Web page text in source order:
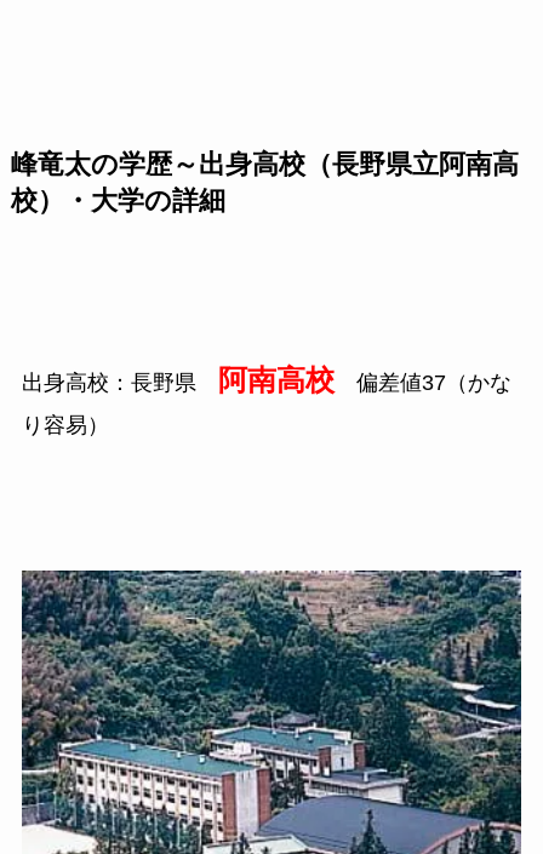
峰竜太の学歴～出身高校（長野県立阿南高
校）・大学の詳細
出身高校：長野県 阿南高校偏差値37（かな
り容易）